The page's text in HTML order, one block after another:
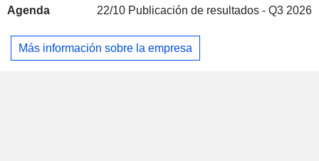
distribuye derechos de contenidos a emisoras, streamers y
Europa y vende contenidos a clientes de todo el mundo. La
mayoría de las licencias de la empresa se encuentran en el
Agenda 22/10 Publicación de resultados - Q3 2026
Más información sobre la empresa